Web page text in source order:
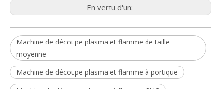
En vertu d'un:
Machine de découpe plasma et flamme de taille
moyenne
Machine de découpe plasma et flamme à portique